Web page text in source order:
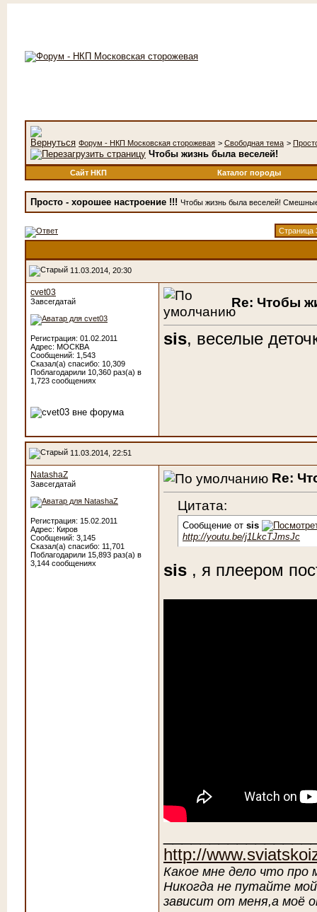
Форум - НКП Московская сторожевая > Свободная тема >
Чтобы жизнь была веселей!
Сайт НКП Каталог породы
Просто - хорошее настроение !!! Чтобы жизнь была веселей!
Страница
11.03.2014, 20:30
cvet03
Завсегдатай
Регистрация: 01.02.2011
Адрес: МОСКВА
Сообщений: 1,543
Сказал(а) спасибо: 10,309
Поблагодарили 10,360 раз(а) в
1,723 сообщениях
Re: Чтобы
sis, веселые
11.03.2014, 22:51
NatashaZ
Завсегдатай
Регистрация: 15.02.2011
Адрес: Киров
Сообщений: 3,145
Сказал(а) спасибо: 11,701
Поблагодарили 15,893 раз(а) в
3,144 сообщениях
Re:
Цитата:
Сообщение от sis
http://youtu.be/j1LkcTJmsJc
sis , я плеером
http://
Какое мне дело что про
Никогда не путайте
зависит от меня,а моё